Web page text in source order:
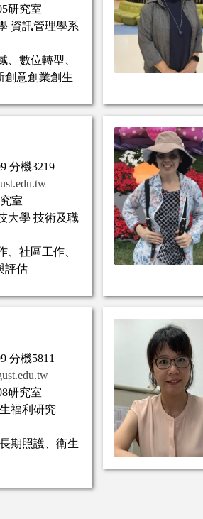
研究室
資訊管理學系
、數位轉型、
創意創業創生
分機3219
室
大學 技術及職
、社區工作、
評估
分機5811
研究室
福利研究
期照護、衛生